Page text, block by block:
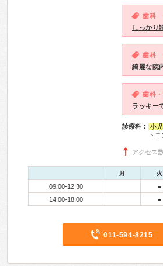
歯科
しっかり
歯科
綺麗な院
歯科
ラッキー
診療科： 小
ト
アクセス
月 火
09:00-12:30 ●
14:00-18:00 ●
011-594-8215